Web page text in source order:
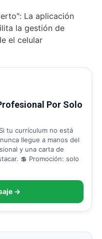
La aplicación
la gestión de
el celular
Por Solo
tu currículum no está
llegue a manos del
y una carta de
💲 Promoción: solo
→